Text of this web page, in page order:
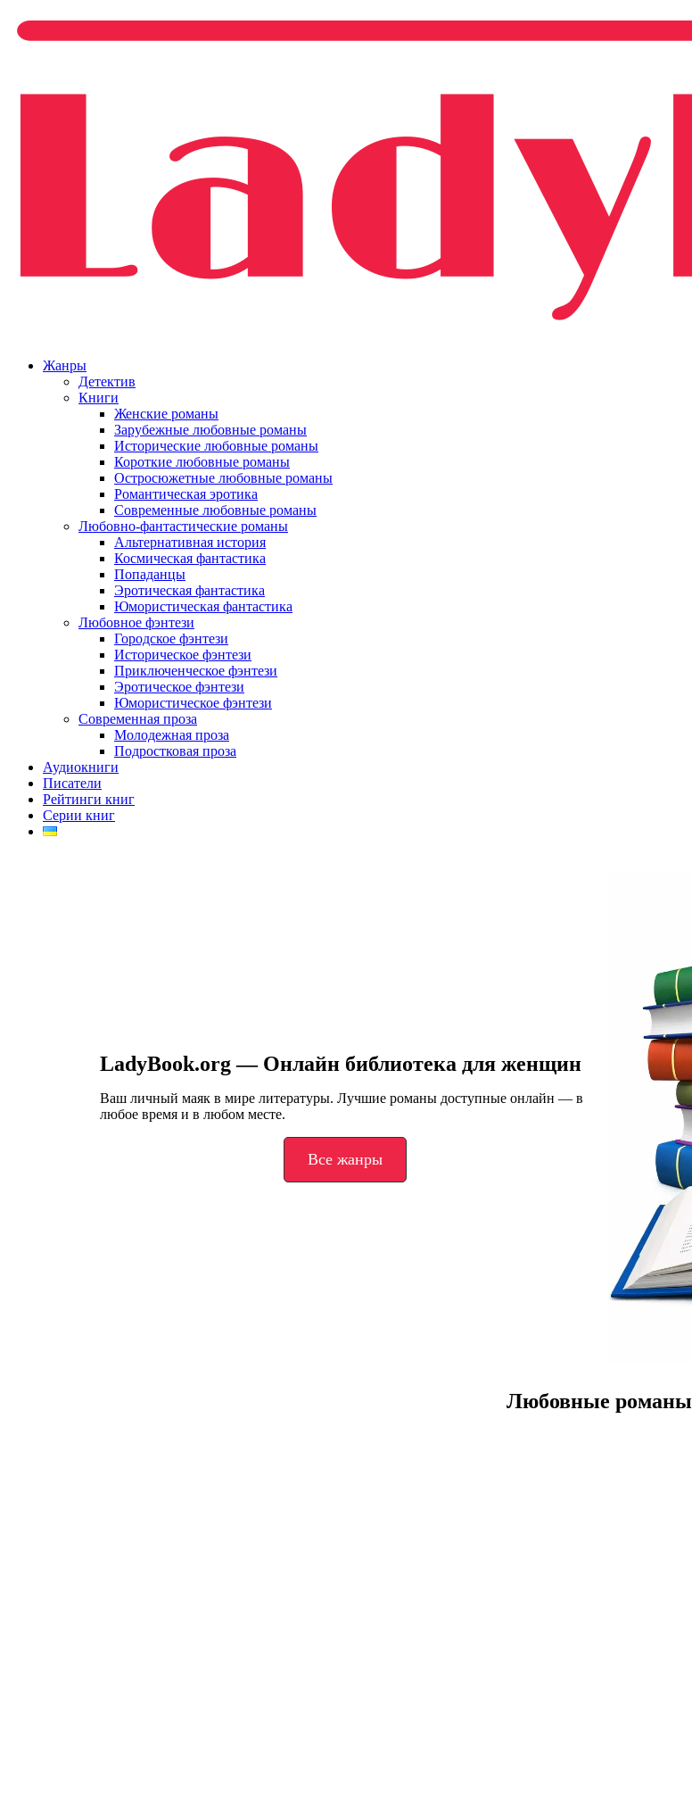
Жанры
Детектив
Книги
Женские романы
Зарубежные любовные романы
Исторические любовные романы
Короткие любовные романы
Остросюжетные любовные романы
Романтическая эротика
Современные любовные романы
Любовно-фантастические романы
Альтернативная история
Космическая фантастика
Попаданцы
Эротическая фантастика
Юмористическая фантастика
Любовное фэнтези
Городское фэнтези
Историческое фэнтези
Приключенческое фэнтези
Эротическое фэнтези
Юмористическое фэнтези
Современная проза
Молодежная проза
Подростковая проза
Аудиокниги
Писатели
Рейтинги книг
Серии книг
LadyBook.org — Онлайн библиотека для женщин
Ваш личный маяк в мире литературы. Лучшие романы доступные онлайн — в
любое время и в любом месте.
Все жанры
Любовные романы